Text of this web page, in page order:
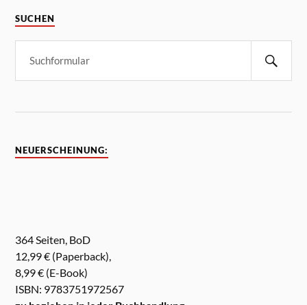
SUCHEN
NEUERSCHEINUNG:
364 Seiten, BoD
12,99 € (Paperback),
8,99 € (E-Book)
ISBN: 9783751972567